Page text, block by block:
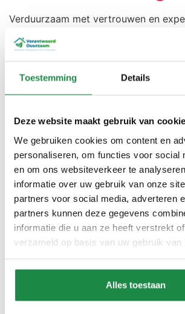
Toestemming Details
Deze website maakt gebruik van
We gebruiken cookies om content en
personaliseren, om functies voor social
en om ons websiteverkeer te
informatie over uw gebruik van onze
partners voor social media, adverteren
partners kunnen deze gegevens
informatie die u aan ze heeft verstrekt
verzameld op basis van uw gebruik van
Alles toestaan
Verduurzaam met vertrouwen en
Verantwoord Duurzaam begeleiden
ambities. Ontdek meer Offerte
Gecertificeerde kwaliteit Wij
Volledig trajectbeheer We begeleiden
Opzoek naar
installateur
Verduurzaam met vertrouwen en
naar zonnepanelen installateur in
Verantwoord Duurzaam begeleiden
De partij in Brummen die past bij uw
Gecertificeerde kwaliteit Wij
materialen en zorgen voor een
Volledig trajectbeheer We